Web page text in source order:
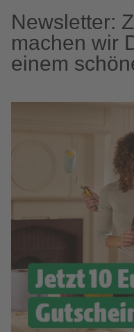
Newsletter:
machen wir
einem